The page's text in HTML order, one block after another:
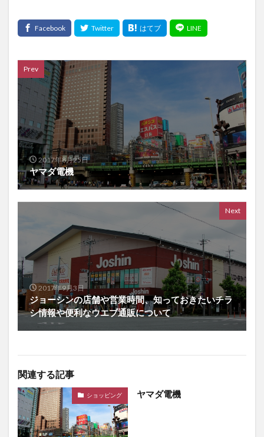
Prev
2017年8月25日
ヤマダ電機
Next
2017年9月3日
ジョーシンの店舗や営業時間、知っておきたいチラ
シ情報や便利なウエブ通販について
関連する記事
ショッピング ヤマダ電機